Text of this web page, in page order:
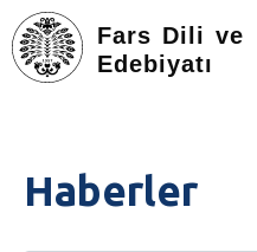
Fars Dili ve
Edebiyatı
LISANS
Haberler